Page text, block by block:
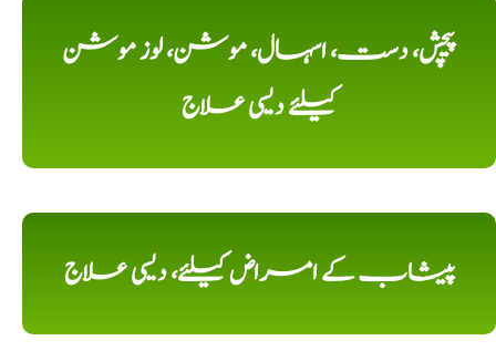
پیچش، دست، اسہال، موشن، لوز موشن
کیلئے دیسی علاج
پیشاب کے امراض کیلئے، دیسی علاج